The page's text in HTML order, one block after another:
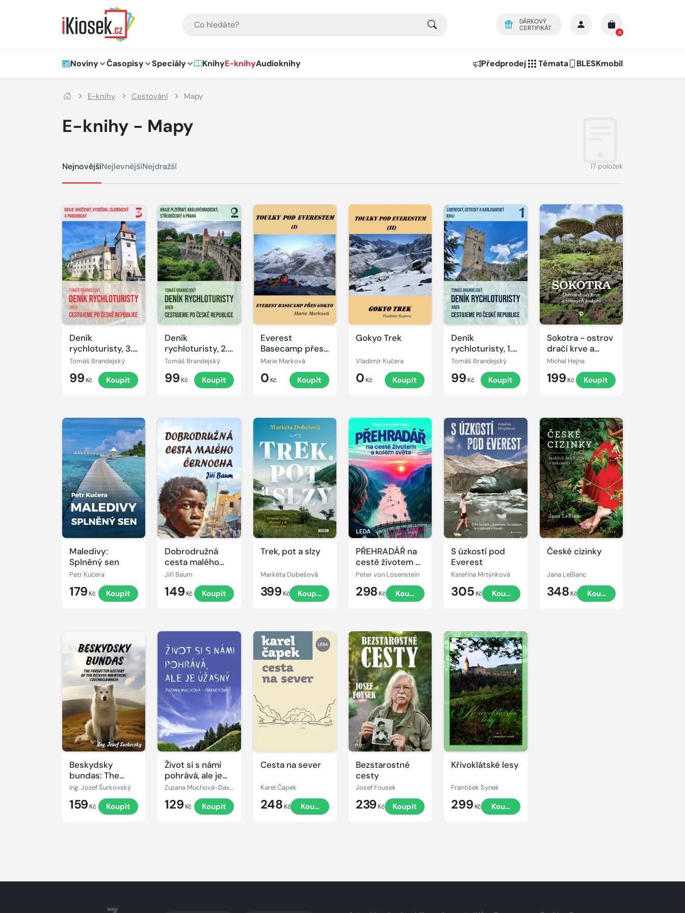
DÁRKOVÝ
CERTIFIKÁT
0
Hlavní navigace
Noviny Časopisy Speciály KnihyE-knihyAudioknihy Předprodej Témata BLESKmobil
E-knihy Cestování Mapy
E-knihy - Mapy
NejnovějšíNejlevnějšíNejdražší 17 položek
Deník
rychloturisty, 3.
díl: Kraje
Jihočeský,
Vysočina,
Olomoucký a
Tomáš Brandejský
99 Kč Koupit
Deník
rychloturisty, 2.
díl: Kraje
Plzeňský,
Královéhradecký,
Středočeský a
Tomáš Brandejský
99 Kč Koupit
Everest
Basecamp přes
Gokyo
Marie Marková
0 Kč Koupit
Gokyo Trek
Vladimír Kučera
0 Kč Koupit
Deník
rychloturisty, 1.
díl: Liberecký,
Ústecký a
Karlovarský kraj
Tomáš Brandejský
99 Kč Koupit
Sokotra - ostrov
dračí krve a
temných jeskyní
Michal Hejna
199 Kč Koupit
Maledivy:
Splněný sen
Petr Kučera
179 Kč Koupit
Dobrodružná
cesta malého
černocha
Jiří Baum
149 Kč Koupit
Trek, pot a slzy
Markéta Dobešová
399 Kč Koupit
PŘEHRADÁŘ na
cestě životem a
kolem světa
Peter von Losenstein
298 Kč Koupit
S úzkostí pod
Everest
Kateřina Mrtýnková
305 Kč Koupit
České cizinky
Jana LeBlanc
348 Kč Koupit
Beskydsky
bundas: The
forgotten
history of the
Beskydy
mountains,
Ing. Jozef Šurkovský
159 Kč Koupit
Život si s námi
pohrává, ale je
úžasný
Zuzana Muchová-Daxnerová
129 Kč Koupit
Cesta na sever
Karel Čapek
248 Kč Koupit
Bezstarostné
cesty
Josef Fousek
239 Kč Koupit
Křivoklátské lesy
František Synek
299 Kč Koupit